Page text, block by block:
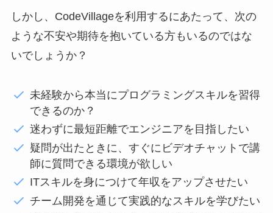
しかし、CodeVillageを利用するにあたって、次の
ような不安や期待を抱いている方もいるのではな
いでしょうか？
未経験から本当にプログラミングスキルを習得
できるのか？
迷わずに最短距離でエンジニアを目指したい
疑問が出たときに、すぐにビデオチャットで講
師に質問できる環境が欲しい
ITスキルを身につけて年収をアップさせたい
チーム開発を通じて実践的なスキルを学びたい